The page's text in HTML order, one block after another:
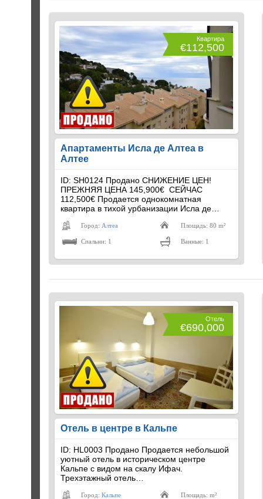
Квартира
€112,500
Апартаменты Исла де Алтеа в
Алтее
ID: SH0124 Продано СНИЖЕНИЕ ЦЕН!
ПРЕЖНЯЯ ЦЕНА 145,900€ СЕЙЧАС
112,500€ Продается однокомнатная
квартира в тихой урбанизации Исла де…
Город: Алтеа Площадь: 80 m²
Спальни: 1 Ванные: 1
Отель
€690,000
Отель в центре в Кальпе
ID: HL0003 Продано Продается небольшой
уютный отель в историческом центре
Кальпе с видом на скалу Ифач.
Трехэтажный отель…
Город: Кальпе Площадь: m²